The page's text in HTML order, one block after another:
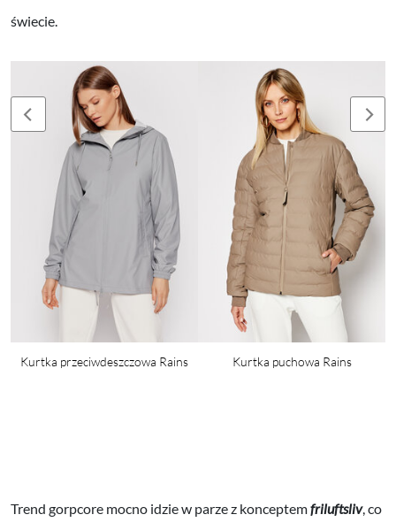
świecie.
Kurtka przeciwdeszczowa Rains Kurtka puchowa Rains
Trend gorpcore mocno idzie w parze z konceptemfriluftsliv, co